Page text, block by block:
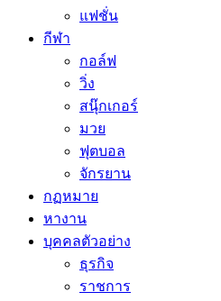
แฟชั่น
กีฬา
กอล์ฟ
วิ่ง
สนุ๊กเกอร์
มวย
ฟุตบอล
จักรยาน
กฏหมาย
หางาน
บุคคลตัวอย่าง
ธุรกิจ
ราชการ